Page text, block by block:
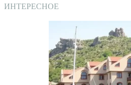
ИНТЕРЕСНОЕ